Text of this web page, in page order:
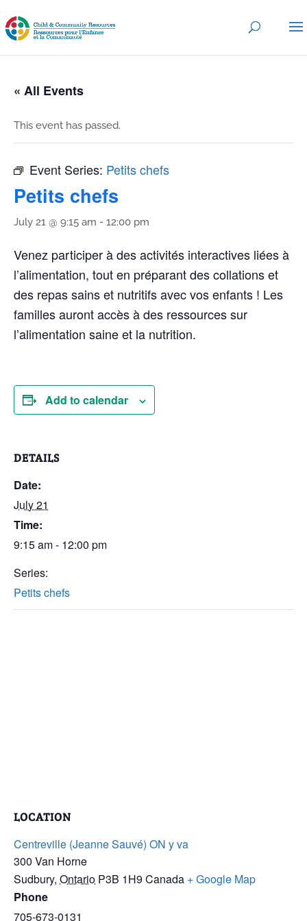
« All Events
This event has passed.
Event Series: Petits chefs
Petits chefs
July 21 @ 9:15 am - 12:00 pm
Venez participer à des activités interactives liées à
l’alimentation, tout en préparant des collations et
des repas sains et nutritifs avec vos enfants ! Les
familles auront accès à des ressources sur
l’alimentation saine et la nutrition.
Add to calendar
DETAILS
Date:
July 21
Time:
9:15 am - 12:00 pm
Series:
Petits chefs
LOCATION
Centreville (Jeanne Sauvé) ON y va
300 Van Horne
Sudbury, Ontario P3B 1H9 Canada + Google Map
Phone
705-673-0131